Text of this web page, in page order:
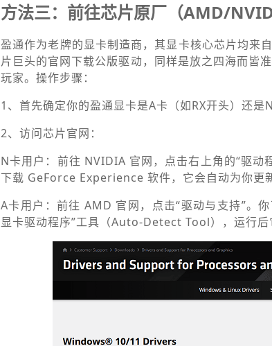
方法三：前往芯片原厂（AMD/
盈通作为老牌的显卡制造商，其显卡核心芯片均来
片巨头的官网下载公版驱动，同样是放之四海而皆
玩家。操作步骤：
1、首先确定你的盈通显卡是A卡（如RX开头）还是
2、访问芯片官网：
N卡用户：前往 NVIDIA 官网，点击右上角的“驱动
下载 GeForce Experience 软件，它会自动为你更
A卡用户：前往 AMD 官网，点击“驱动与支持”。
显卡驱动程序”工具（Auto-Detect Tool），运行后